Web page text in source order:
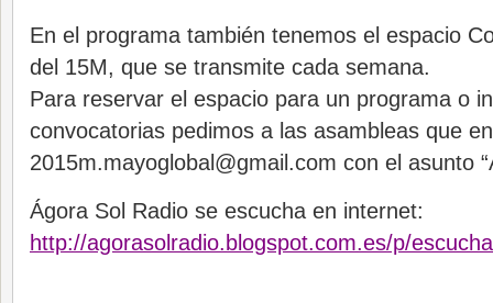
En el programa también tenemos el espacio
del 15M, que se transmite cada semana.
Para reservar el espacio para un programa o
convocatorias pedimos a las asambleas que
2015m.mayoglobal@gmail.com con el asunto
Ágora Sol Radio se escucha en internet:
http://agorasolradio.blogspot.com.es/p/